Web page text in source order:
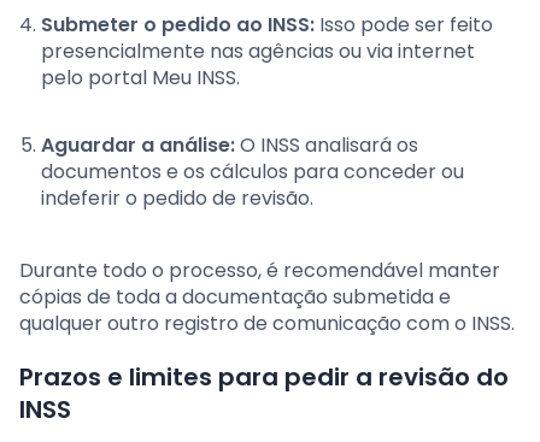
Submeter o pedido ao INSS: Isso pode ser feito
presencialmente nas agências ou via internet
pelo portal Meu INSS.
Aguardar a análise:O INSS analisará os
documentos e os cálculos para conceder ou
indeferir o pedido de revisão.
Durante todo o processo, é recomendável manter
cópias de toda a documentação submetida e
qualquer outro registro de comunicação com o INSS.
Prazos e limites para pedir a revisão do
INSS